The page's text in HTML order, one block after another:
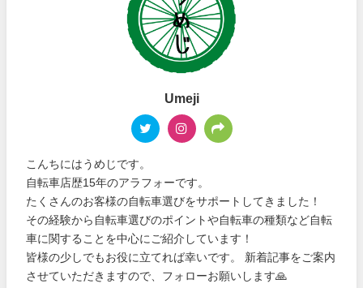
Umeji
こんちにはうめじです。
自転車店歴15年のアラフォーです。
たくさんのお客様の自転車選びをサポートしてきました！
その経験から自転車選びのポイントや自転車の種類など自転
車に関することを中心にご紹介しています！
皆様の少しでもお役に立てれば幸いです。 新着記事をご案内
させていただきますので、フォローお願いします🙏